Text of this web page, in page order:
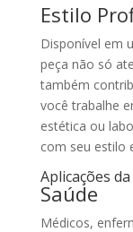
Estilo
Disponível em
peça não só
também
você trabalhe
estética ou
com seu estilo
Aplicações
Saúde
Médicos,